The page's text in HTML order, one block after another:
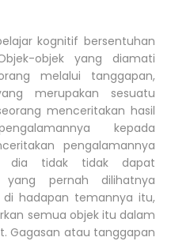
kognitif bersentuhan
objek yang diamati
melalui tanggapan,
merupakan sesuatu
menceritakan hasil
kepada
pengalamannya
dia tidak tidak dapat
yang pernah dilihatnya
hadapan temannya itu,
semua objek itu dalam
Gagasan atau tanggapan